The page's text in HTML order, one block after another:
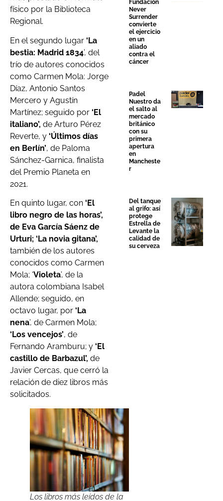
físico por la Biblioteca
Regional.
En el segundo lugar ‘La
bestia: Madrid 1834’, del
trío de autores conocidos
como Carmen Mola: Jorge
Díaz, Antonio Santos
Mercero y Agustín
Martínez; seguido por ‘El
italiano’, de Arturo Pérez
Reverte, y ‘Últimos días
en Berlín’, de Paloma
Sánchez-Garnica, finalista
del Premio Planeta en
2021.
En quinto lugar, con ‘El
libro negro de las horas’,
de Eva García Sáenz de
Urturi; ‘La novia gitana’,
también de los autores
conocidos como Carmen
Mola; ‘Violeta’, de la
autora colombiana Isabel
Allende; seguido, en
octavo lugar, por ‘La
nena’, de Carmen Mola;
‘Los vencejos’, de
Fernando Aramburu; y ‘El
castillo de Barbazul’, de
Javier Cercas, que cerró la
relación de diez libros más
solicitados.
Los libros más leídos de la
Fundación
Never
Surrender
convierte
el ejercicio
en un
aliado
contra el
cáncer
Padel
Nuestro da
el salto al
mercado
británico
con su
primera
apertura
en
Mancheste
r
Del tanque
al grifo: así
protege
Estrella de
Levante la
calidad de
su cerveza